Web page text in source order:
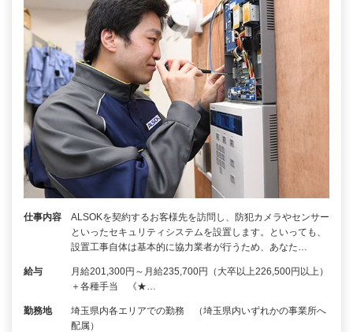
仕事内容
ALSOKを契約するお客様先を訪問し、防犯カメラやセンサー
といったセキュリティシステムを設置します。といっても、
設置工事自体は基本的に協力業者が行うため、あなた…
給与
月給201,300円～月給235,700円（大卒以上226,500円以上）
＋各種手当 《★…
勤務地
埼玉県内各エリアでの勤務 （埼玉県内いずれかの事業所へ
配属）